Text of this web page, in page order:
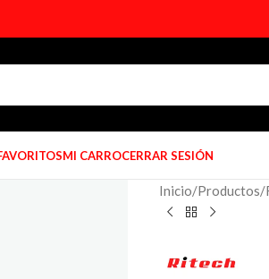
MI CARROCERRAR SESIÓN
Inicio/Productos/